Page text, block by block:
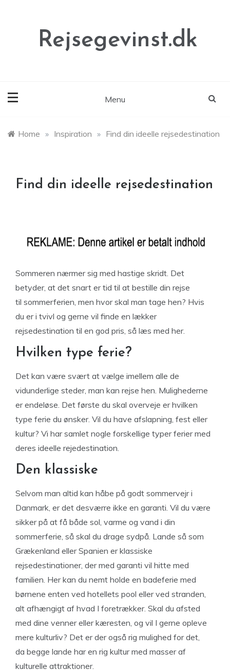
Rejsegevinst.dk
Menu
Home » Inspiration » Find din ideelle rejsedestination
Find din ideelle rejsedestination
Sommeren nærmer sig med hastige skridt. Det
betyder, at det snart er tid til at bestille din rejse
til sommerferien, men hvor skal man tage hen? Hvis
du er i tvivl og gerne vil finde en lækker
rejsedestination til en god pris, så læs med her.
Hvilken type ferie?
Det kan være svært at vælge imellem alle de
vidunderlige steder, man kan rejse hen. Mulighederne
er endeløse. Det første du skal overveje er hvilken
type ferie du ønsker. Vil du have afslapning, fest eller
kultur? Vi har samlet nogle forskellige typer ferier med
deres ideelle rejedestination.
Den klassiske
Selvom man altid kan håbe på godt sommervejr i
Danmark, er det desværre ikke en garanti. Vil du være
sikker på at få både sol, varme og vand i din
sommerferie, så skal du drage sydpå. Lande så som
Grækenland eller Spanien er klassiske
rejsedestinationer, der med garanti vil hitte med
familien. Her kan du nemt holde en badeferie med
børnene enten ved hotellets pool eller ved stranden,
alt afhængigt af hvad I foretrækker. Skal du afsted
med dine venner eller kæresten, og vil I gerne opleve
mere kulturliv? Det er der også rig mulighed for det,
da begge lande har en rig kultur med masser af
kulturelle attraktioner.